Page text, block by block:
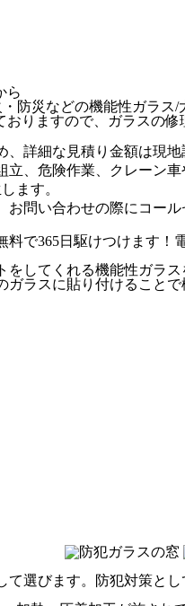
防災などの機能性ガラス
りますので、ガラスの
詳細な見積り金額は現地
、危険作業、クレーン
ます。
問い合わせの際にコール
してくれる機能性ガラス
ラスに貼り付けること
選びます。防犯対策と